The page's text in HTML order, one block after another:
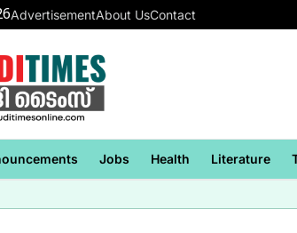
AdvertisementAbout UsContact
Jobs Health Literature